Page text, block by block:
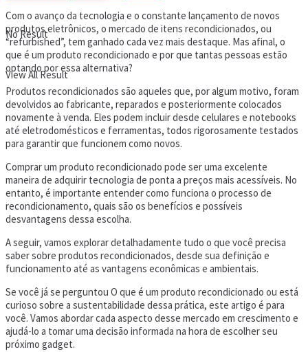
No Result
View All Result
Com o avanço da tecnologia e o constante lançamento de novos
produtos eletrônicos, o mercado de itens recondicionados, ou
“refurbished”, tem ganhado cada vez mais destaque. Mas afinal, o
que é um produto recondicionado e por que tantas pessoas estão
optando por essa alternativa?
Produtos recondicionados são aqueles que, por algum motivo, foram
devolvidos ao fabricante, reparados e posteriormente colocados
novamente à venda. Eles podem incluir desde celulares e notebooks
até eletrodomésticos e ferramentas, todos rigorosamente testados
para garantir que funcionem como novos.
Comprar um produto recondicionado pode ser uma excelente
maneira de adquirir tecnologia de ponta a preços mais acessíveis. No
entanto, é importante entender como funciona o processo de
recondicionamento, quais são os benefícios e possíveis
desvantagens dessa escolha.
A seguir, vamos explorar detalhadamente tudo o que você precisa
saber sobre produtos recondicionados, desde sua definição e
funcionamento até as vantagens econômicas e ambientais.
Se você já se perguntou O que é um produto recondicionado ou está
curioso sobre a sustentabilidade dessa prática, este artigo é para
você. Vamos abordar cada aspecto desse mercado em crescimento e
ajudá-lo a tomar uma decisão informada na hora de escolher seu
próximo gadget.